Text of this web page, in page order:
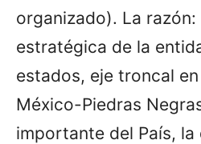
organizado). La
estratégica de la
estados, eje troncal
México-Piedras
importante del País,